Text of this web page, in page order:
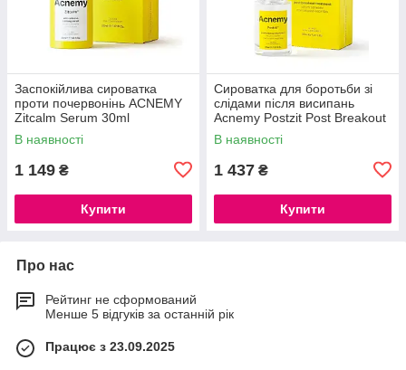
Заспокійлива сироватка
проти почервонінь ACNEMY
Zitcalm Serum 30ml
В наявності
1 149 ₴
Купити
Сироватка для боротьби зі
слідами після висипань
Acnemy Postzit Post Breakout
Treatment 30ml
В наявності
1 437 ₴
Купити
Про нас
Рейтинг не сформований
Менше 5 відгуків за останній рік
Працює з 23.09.2025